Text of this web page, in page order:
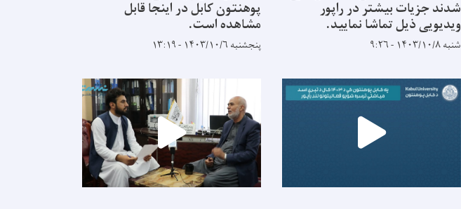
شدند جزیات بیشتر در راپور
ویدیویی ذیل تماشا نمایید.
شنبه ۱۴۰۳/۱۰/۸ - ۹:۲۶
پوهنتون کابل در اینجا قابل
مشاهده است.
پنجشنبه ۱۴۰۳/۱۰/۶ - ۱۳:۱۹